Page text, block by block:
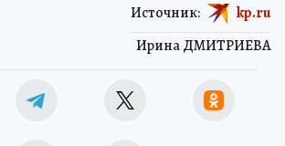
Ирина ДМИТРИЕВА
Источник: kp.ru